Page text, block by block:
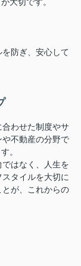
を防ぎ、 安心して
合わせた制度やサ
や不動産の分野で
。
ではなく、 人生を
スタイルを大切に
とが、 これからの